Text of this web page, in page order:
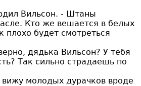
Вильсон. - Штаны
Кто же вешается в белых
плохо будет смотреться
дядька Вильсон? У тебя
Так сильно страдаешь по
молодых дурачков вроде